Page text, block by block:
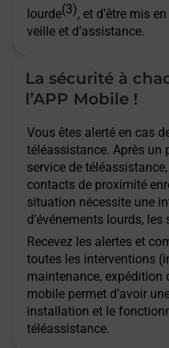
lourde(3), et d’être mis
veille et d’assistance.
La sécurité à
l’APP Mobile !
Vous êtes alerté en cas
téléassistance. Après un
service de
contacts de proximité
situation nécessite une
d’événements lourds,
Recevez les alertes et
toutes les interventions
maintenance, expédition
mobile permet d’avoir
installation et le
téléassistance.